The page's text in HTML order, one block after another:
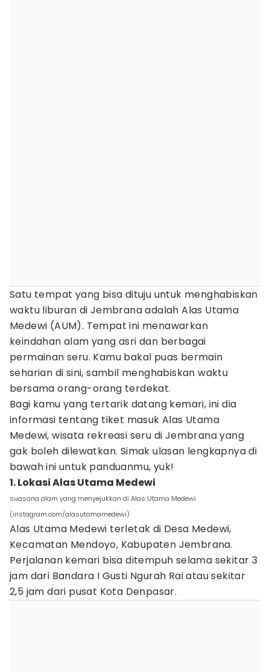
Satu tempat yang bisa dituju untuk menghabiskan
waktu liburan di Jembrana adalah Alas Utama
Medewi (AUM). Tempat ini menawarkan
keindahan alam yang asri dan berbagai
permainan seru. Kamu bakal puas bermain
seharian di sini, sambil menghabiskan waktu
bersama orang-orang terdekat.
Bagi kamu yang tertarik datang kemari, ini dia
informasi tentang tiket masuk Alas Utama
Medewi, wisata rekreasi seru di Jembrana yang
gak boleh dilewatkan. Simak ulasan lengkapnya di
bawah ini untuk panduanmu, yuk!
1. Lokasi Alas Utama Medewi
suasana alam yang menyejukkan di Alas Utama Medewi
(instagram.com/alasutamamedewi)
Alas Utama Medewi terletak di Desa Medewi,
Kecamatan Mendoyo, Kabupaten Jembrana.
Perjalanan kemari bisa ditempuh selama sekitar 3
jam dari Bandara I Gusti Ngurah Rai atau sekitar
2,5 jam dari pusat Kota Denpasar.